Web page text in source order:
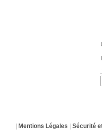
Mentions Légales Sécurité